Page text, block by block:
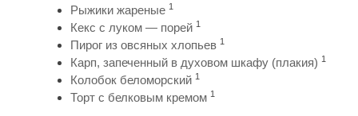
Рыжики жареные 1
Кекс с луком — порей 1
Пирог из овсяных хлопьев 1
Карп, запеченный в духовом шкафу (плакия) 1
Колобок беломорский 1
Торт с белковым кремом 1